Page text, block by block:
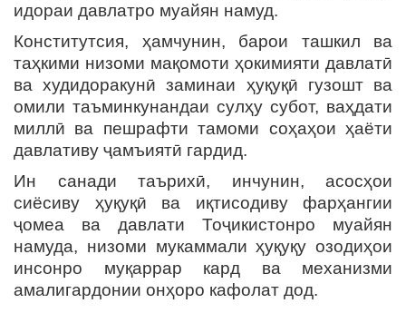
идораи давлатро муайян намуд.
Конститутсия, ҳамчунин, барои ташкил ва
таҳкими низоми мақомоти ҳокимияти давлатӣ
ва худидоракунӣ заминаи ҳуқуқӣ гузошт ва
омили таъминкунандаи сулҳу субот, ваҳдати
миллӣ ва пешрафти тамоми соҳаҳои ҳаёти
давлативу ҷамъиятӣ гардид.
Ин санади таърихӣ, инчунин, асосҳои
сиёсиву ҳуқуқӣ ва иқтисодиву фарҳангии
ҷомеа ва давлати Тоҷикистонро муайян
намуда, низоми мукаммали ҳуқуқу озодиҳои
инсонро муқаррар кард ва механизми
амалигардонии онҳоро кафолат дод.